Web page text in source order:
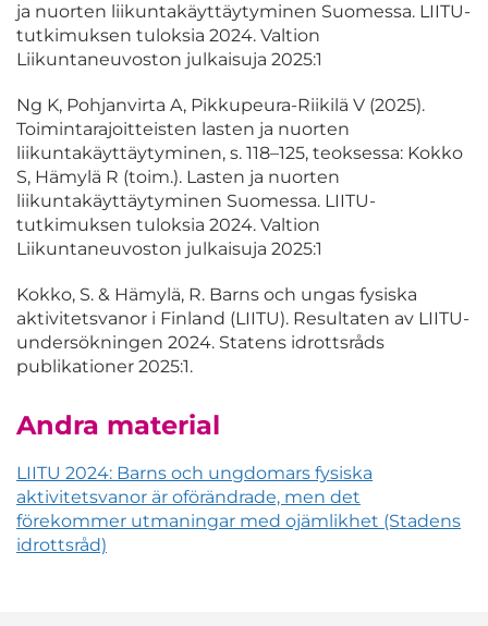
ja nuorten liikuntakäyttäytyminen Suomessa. LIITU-
tutkimuksen tuloksia 2024. Valtion
Liikuntaneuvoston julkaisuja 2025:1
Ng K, Pohjanvirta A, Pikkupeura-Riikilä V (2025).
Toimintarajoitteisten lasten ja nuorten
liikuntakäyttäytyminen, s. 118–125, teoksessa: Kokko
S, Hämylä R (toim.). Lasten ja nuorten
liikuntakäyttäytyminen Suomessa. LIITU-
tutkimuksen tuloksia 2024. Valtion
Liikuntaneuvoston julkaisuja 2025:1
Kokko, S. & Hämylä, R. Barns och ungas fysiska
aktivitetsvanor i Finland (LIITU). Resultaten av LIITU-
undersökningen 2024. Statens idrottsråds
publikationer 2025:1.
Andra material
LIITU 2024: Barns och ungdomars fysiska
aktivitetsvanor är oförändrade, men det
förekommer utmaningar med ojämlikhet (Stadens
idrottsråd)